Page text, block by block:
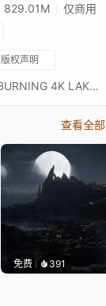
829.01M 仅商用
版权声明
CAMPFIRE BONFIRE BURNING 4K LAKE RELAXATION
查看全部
免费 391